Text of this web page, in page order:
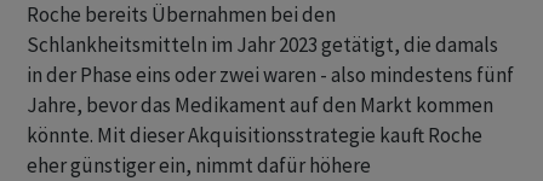
Roche bereits Übernahmen bei den
Schlankheitsmitteln im Jahr 2023 getätigt, die damals
in der Phase eins oder zwei waren - also mindestens fünf
Jahre, bevor das Medikament auf den Markt kommen
könnte. Mit dieser Akquisitionsstrategie kauft Roche
eher günstiger ein, nimmt dafür höhere